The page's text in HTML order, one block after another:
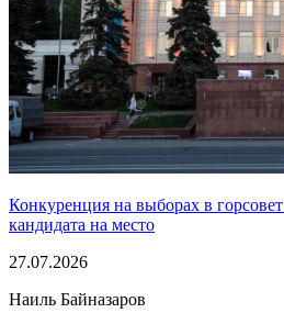
Конкуренция на выборах в
кандидата на место
27.07.2026
Наиль Байназаров